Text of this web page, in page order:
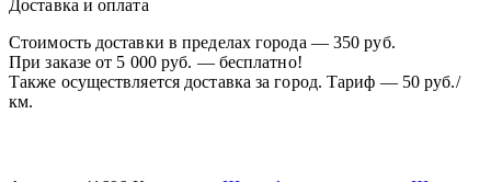
Доставка и оплата
Стоимость доставки в пределах города — 350 руб.
При заказе от 5 000 руб. — бесплатно!
Также осуществляется доставка за город. Тариф — 50 руб./
км.